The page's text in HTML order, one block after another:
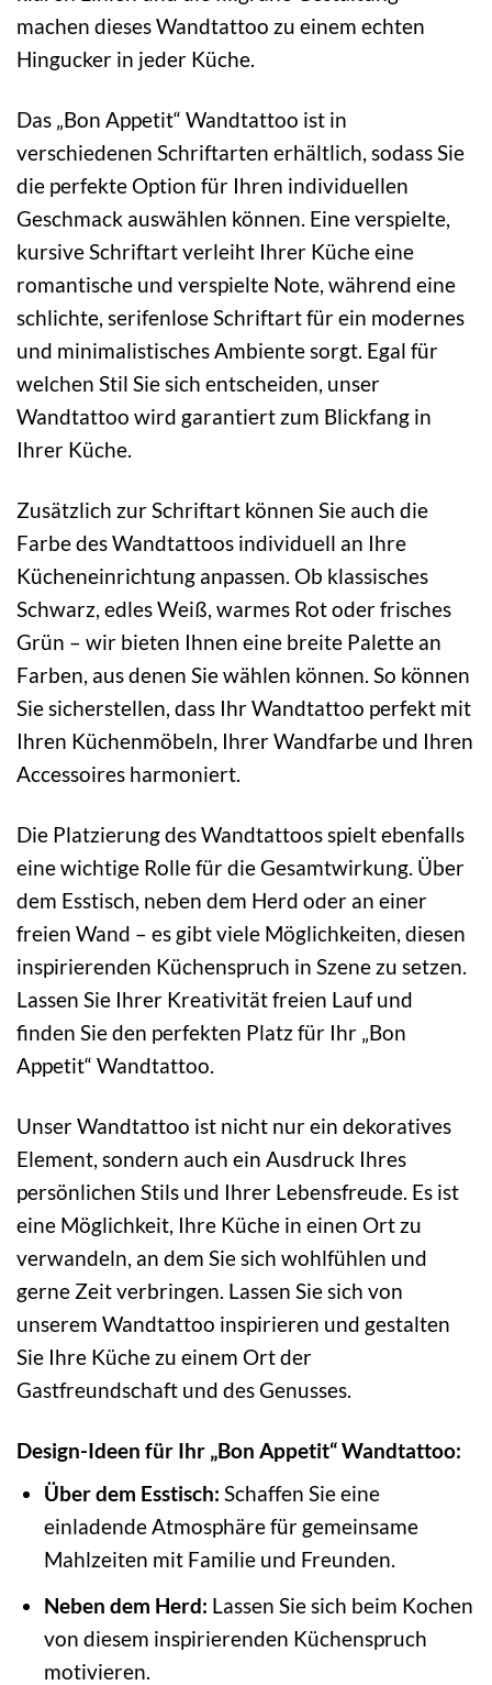
machen dieses Wandtattoo zu einem echten
Hingucker in jeder Küche.
Das „Bon Appetit“ Wandtattoo ist in
verschiedenen Schriftarten erhältlich, sodass Sie
die perfekte Option für Ihren individuellen
Geschmack auswählen können. Eine verspielte,
kursive Schriftart verleiht Ihrer Küche eine
romantische und verspielte Note, während eine
schlichte, serifenlose Schriftart für ein modernes
und minimalistisches Ambiente sorgt. Egal für
welchen Stil Sie sich entscheiden, unser
Wandtattoo wird garantiert zum Blickfang in
Ihrer Küche.
Zusätzlich zur Schriftart können Sie auch die
Farbe des Wandtattoos individuell an Ihre
Kücheneinrichtung anpassen. Ob klassisches
Schwarz, edles Weiß, warmes Rot oder frisches
Grün – wir bieten Ihnen eine breite Palette an
Farben, aus denen Sie wählen können. So können
Sie sicherstellen, dass Ihr Wandtattoo perfekt mit
Ihren Küchenmöbeln, Ihrer Wandfarbe und Ihren
Accessoires harmoniert.
Die Platzierung des Wandtattoos spielt ebenfalls
eine wichtige Rolle für die Gesamtwirkung. Über
dem Esstisch, neben dem Herd oder an einer
freien Wand – es gibt viele Möglichkeiten, diesen
inspirierenden Küchenspruch in Szene zu setzen.
Lassen Sie Ihrer Kreativität freien Lauf und
finden Sie den perfekten Platz für Ihr „Bon
Appetit“ Wandtattoo.
Unser Wandtattoo ist nicht nur ein dekoratives
Element, sondern auch ein Ausdruck Ihres
persönlichen Stils und Ihrer Lebensfreude. Es ist
eine Möglichkeit, Ihre Küche in einen Ort zu
verwandeln, an dem Sie sich wohlfühlen und
gerne Zeit verbringen. Lassen Sie sich von
unserem Wandtattoo inspirieren und gestalten
Sie Ihre Küche zu einem Ort der
Gastfreundschaft und des Genusses.
Design-Ideen für Ihr „Bon Appetit“ Wandtattoo:
Über dem Esstisch: Schaffen Sie eine
einladende Atmosphäre für gemeinsame
Mahlzeiten mit Familie und Freunden.
Neben dem Herd: Lassen Sie sich beim Kochen
von diesem inspirierenden Küchenspruch
motivieren.